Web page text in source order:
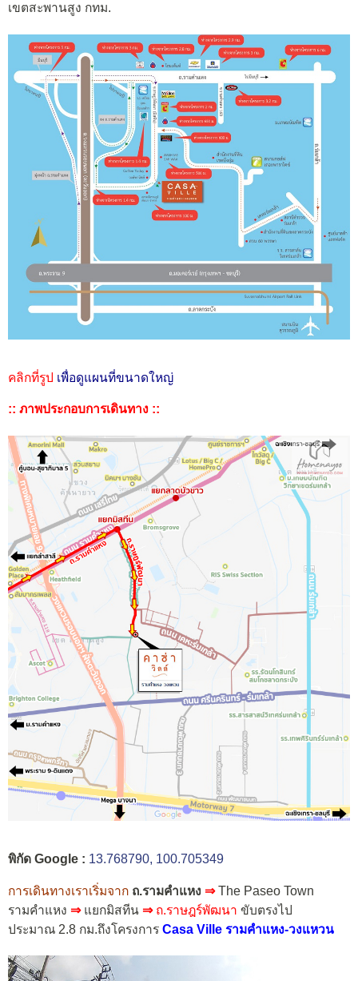
เขตสะพานสูง กทม.
คลิกที่รูป เพื่อดูแผนที่ขนาดใหญ่
:: ภาพประกอบการเดินทาง ::
พิกัด Google : 13.768790, 100.705349
การเดินทางเราเริ่มจาก ถ.รามคำแหง ⇒The Paseo Town
รามคำแหง ⇒ แยกมิสทีน ⇒ ถ.ราษฎร์พัฒนา ขับตรงไป
ประมาณ 2.8 กม.ถึงโครงการ Casa Ville รามคำแหง-วงแหวน